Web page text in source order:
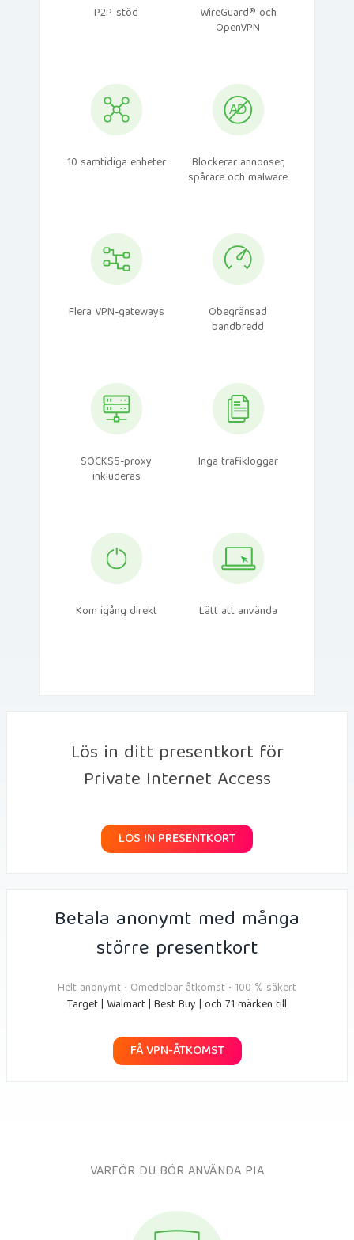
P2P-stöd WireGuard® och
OpenVPN
10 samtidiga enheter Blockerar annonser,
spårare och malware
Flera VPN-gateways Obegränsad
bandbredd
SOCKS5-proxy
inkluderas
Inga trafikloggar
Kom igång direkt Lätt att använda
Lös in ditt presentkort för
Private Internet Access
LÖS IN PRESENTKORT
Betala anonymt med många
större presentkort
Helt anonymt • Omedelbar åtkomst • 100 % säkert
Target | Walmart | Best Buy | och 71 märken till
FÅ VPN-ÅTKOMST
VARFÖR DU BÖR ANVÄNDA PIA